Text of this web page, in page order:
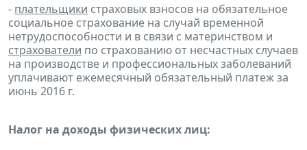
- плательщики страховых взносов на обязательное
социальное страхование на случай временной
нетрудоспособности и в связи с материнством и
страхователи по страхованию от несчастных случаев
на производстве и профессиональных заболеваний
уплачивают ежемесячный обязательный платеж за
июнь 2016 г.
Налог на доходы физических лиц: